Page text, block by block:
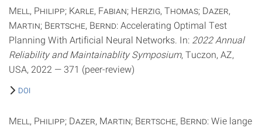
Mell, Philipp; Karle, Fabian; Herzig, Thomas; Dazer,
Martin; Bertsche, Bernd: Accelerating Optimal Test
Planning With Artificial Neural Networks. In: 2022 Annual
Reliability and Maintainablity Symposium, Tuczon, AZ,
USA, 2022 — 371 (peer-review)
DOI
Mell, Philipp; Dazer, Martin; Bertsche, Bernd: Wie lange